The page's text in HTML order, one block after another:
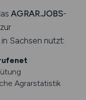
AGRAR.JOBS-
Sachsen nutzt:
·
Agrarstatistik